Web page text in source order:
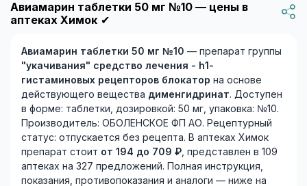
Авиамарин таблетки 50 мг №10 — цены в
аптеках Химок ✔
Авиамарин таблетки 50 мг №10 — препарат группы
"укачивания" средство лечения - h1-
гистаминовых рецепторов блокатор на основе
действующего вещества дименгидринат. Доступен
в форме: таблетки, дозировкой: 50 мг, упаковка: №10.
Производитель: ОБОЛЕНСКОЕ ФП АО. Рецептурный
статус: отпускается без рецепта. В аптеках Химок
препарат стоит от 194 до 709 ₽, представлен в 109
аптеках на 327 предложений. Полная инструкция,
показания, противопоказания и аналоги — ниже на